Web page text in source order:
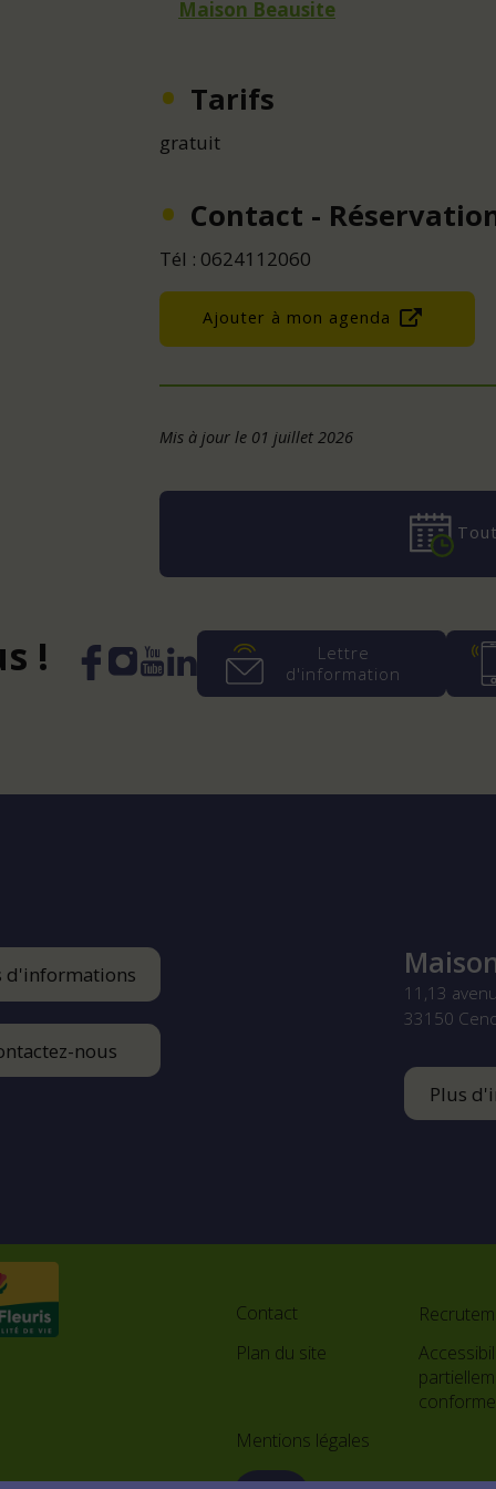
Maison Beausite
Tarifs
gratuit
Contact -
Tél : 0624112060
Ajouter à mon agenda
Mis à jour le 01 juillet 2026
!
YouTubeLinkedIn
Lettre
d'information
d'informations
nous
11,13
33150
Plus
Contact
Plan du site
conforme
Mentions légales